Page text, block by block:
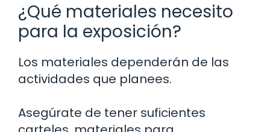
¿Qué materiales necesito
para la exposición?
Los materiales dependerán de las
actividades que planees.
Asegúrate de tener suficientes